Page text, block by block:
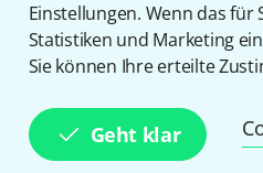
Einstellungen. Wenn das für
Statistiken und Marketing
Sie können Ihre erteilte
Geht klar